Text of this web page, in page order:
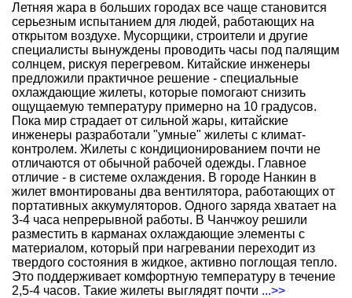
Летняя жара в больших городах все чаще становится
серьезным испытанием для людей, работающих на
открытом воздухе. Мусорщики, строители и другие
специалисты вынуждены проводить часы под палящим
солнцем, рискуя перегревом. Китайские инженеры
предложили практичное решение - специальные
охлаждающие жилеты, которые помогают снизить
ощущаемую температуру примерно на 10 градусов.
Пока мир страдает от сильной жары, китайские
инженеры разработали "умные" жилеты с климат-
контролем. Жилеты с кондиционированием почти не
отличаются от обычной рабочей одежды. Главное
отличие - в системе охлаждения. В городе Нанкин в
жилет вмонтированы два вентилятора, работающих от
портативных аккумуляторов. Одного заряда хватает на
3-4 часа непрерывной работы. В Чанчжоу решили
разместить в карманах охлаждающие элементы с
материалом, который при нагревании переходит из
твердого состояния в жидкое, активно поглощая тепло.
Это поддерживает комфортную температуру в течение
2,5-4 часов. Такие жилеты выглядят почти ...>>